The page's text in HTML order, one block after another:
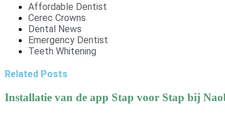
Affordable Dentist
Cerec Crowns
Dental News
Emergency Dentist
Teeth Whitening
Related Posts
Installatie van de app Stap voor Stap bij